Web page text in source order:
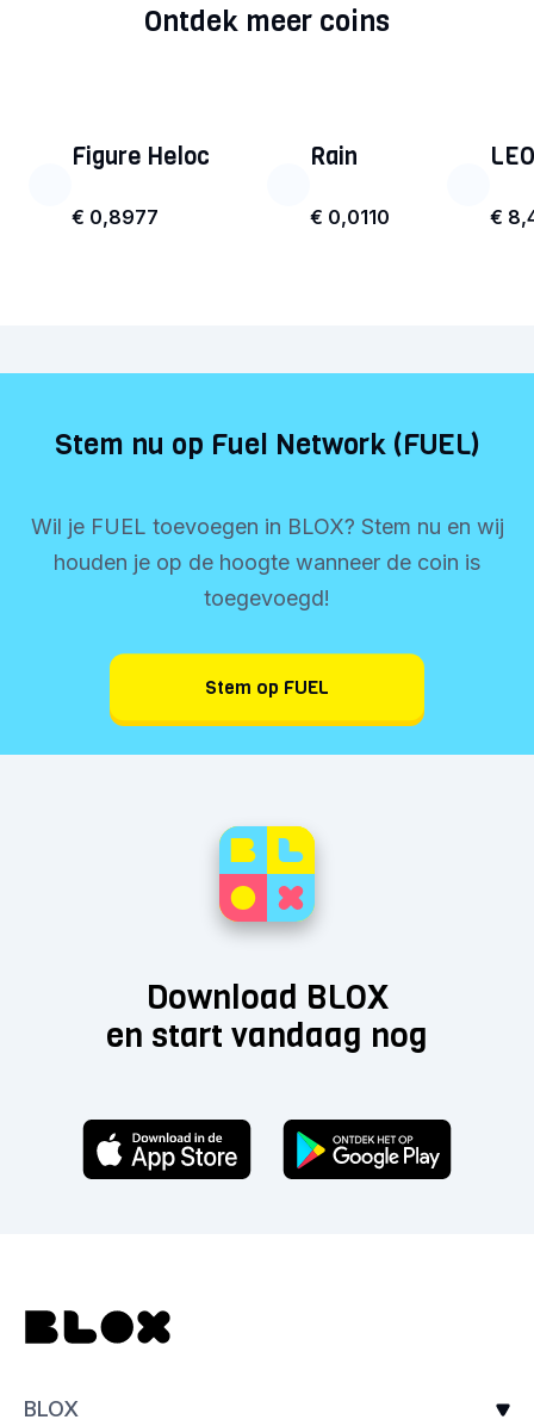
Ontdek meer coins
Figure Heloc
€ 0,8977
Rain
€ 0,0110 €
Stem nu op Fuel Network (FUEL)
Wil je FUEL toevoegen in BLOX? Stem nu en wij
houden je op de hoogte wanneer de coin is
toegevoegd!
Stem op FUEL
Download BLOX
en start vandaag nog
BLOX